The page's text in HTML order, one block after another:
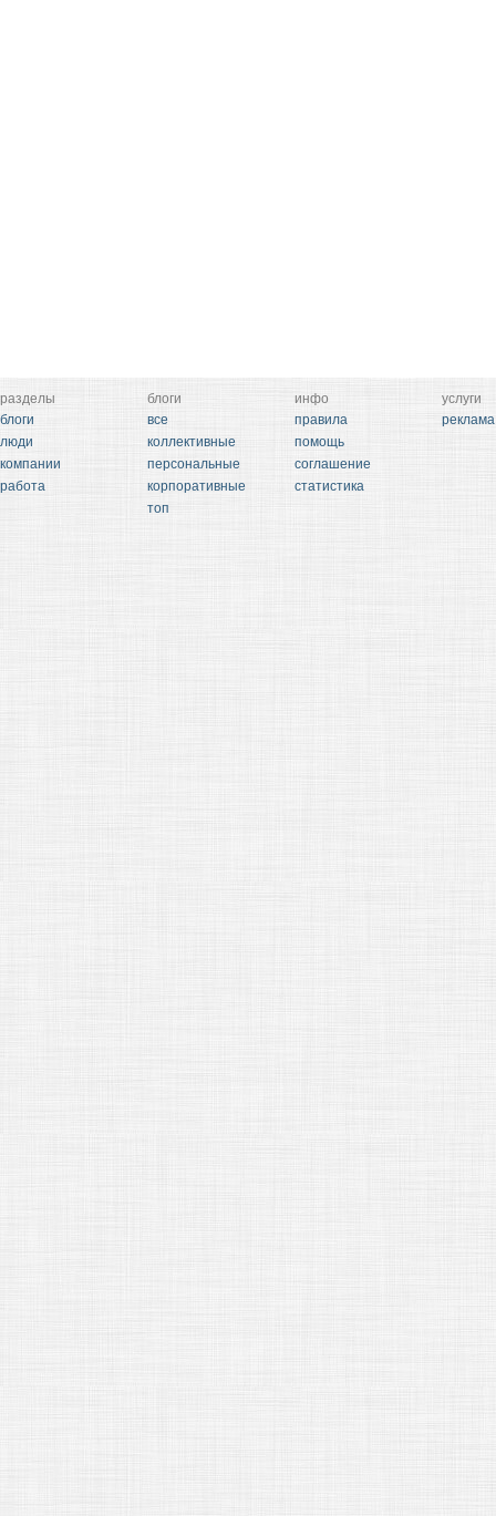
разделы
блоги
люди
компании
работа
блоги
все
коллективные
персональные
корпоративные
топ
инфо
правила
помощь
соглашение
статистика
услуги
реклама